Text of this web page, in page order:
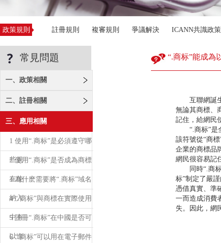
政策規則 註冊規則 複審規則 爭議解決 ICANN共識政策
常見問題
一、政策相關
二、註冊相關
三、應用相關
1 使用“.商标”是必須遵守哪
些規
2 使用“.商标”是否成為商標
在使
3 為什麽需要將“.商标”域名
納入
4 “.商标”與商標在實際使用
中有
5 註冊“.商标”在中國是否可
以進
6 “.商标”可以用在電子郵件
“.商标”能成為
互聯網誕生
無論其商標、
記住，給網民
“.商标”是全
該符號從“商
企業的商標品
網民很容易記
同時“.商标”
标”制定了嚴
憑借真實、準
一而造成消費
失。因此，網